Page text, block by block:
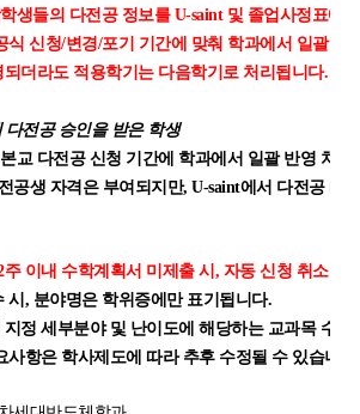
생들의 다전공 정보를 U-saint 및 졸업사정표에
식 신청/변경/포기 기간에 맞춰 학과에서 일괄
더라도 적용학기는 다음학기로 처리됩니다.
다전공 승인을 받은 학생
전공 신청 기간에 학과에서 일괄 반영 처리
자격은 부여되지만, U-saint에서 다전공 내역
이내 수학계획서 미제출 시, 자동 신청 취소됩
시, 분야명은 학위증에만 표기됩니다.
정 세부분야 및 난이도에 해당하는 교과목 수
사항은 학사제도에 따라 추후 수정될 수 있습니다.